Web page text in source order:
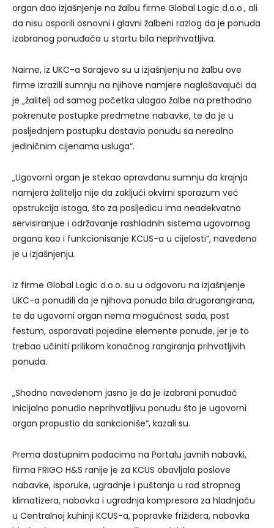
organ dao izjašnjenje na žalbu firme Global Logic d.o.o., ali
da nisu osporili osnovni i glavni žalbeni razlog da je ponuda
izabranog ponuđača u startu bila neprihvatljiva.
Naime, iz UKC-a Sarajevo su u izjašnjenju na žalbu ove
firme izrazili sumnju na njihove namjere naglašavajući da
je „žalitelj od samog početka ulagao žalbe na prethodno
pokrenute postupke predmetne nabavke, te da je u
posljednjem postupku dostavio ponudu sa nerealno
jediničnim cijenama usluga“.
„Ugovorni organ je stekao opravdanu sumnju da krajnja
namjera žalitelja nije da zaključi okvirni sporazum već
opstrukcija istoga, što za posljedicu ima neadekvatno
servisiranjue i održavanje rashladnih sistema ugovornog
organa kao i funkcionisanje KCUS-a u cijelosti“, navedeno
je u izjašnjenju.
Iz firme Global Logic d.o.o. su u odgovoru na izjašnjenje
UKC-a ponudili da je njihova ponuda bila drugorangirana,
te da ugovorni organ nema mogućnost sada, post
festum, osporavati pojedine elemente ponude, jer je to
trebao učiniti prilikom konačnog rangiranja prihvatljivih
ponuda.
„Shodno navedenom jasno je da je izabrani ponuđač
inicijalno ponudio neprihvatljivu ponudu što je ugovorni
organ propustio da sankcioniše“, kazali su.
Prema dostupnim podacima na Portalu javnih nabavki,
firma FRIGO H&S ranije je za KCUS obavljala poslove
nabavke, isporuke, ugradnje i puštanja u rad stropnog
klimatizera, nabavka i ugradnja kompresora za hladnjaču
u Centralnoj kuhinji KCUS-a, popravke frižidera, nabavka